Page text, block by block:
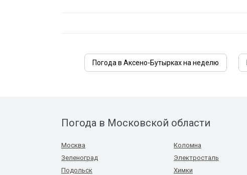
Погода в Аксено-Бутырках на неделю
Погода в Московской области
Москва
Зеленоград
Подольск
Коломна
Электросталь
Химки